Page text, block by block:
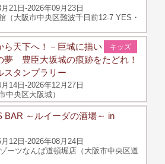
21日-2026年09月23日
（大阪市中央区難波千日前12-7 YES・
キッズ
ら天下へ！－巨城に描い
夢 豊臣大坂城の痕跡をたどれ！
スタンプラリー
14日-2026年12月27日
中央区大阪城）
BAR ～ルイーダの酒場～ in
12日-2026年08月24日
ーツなんば道頓堀店（大阪市中央区道